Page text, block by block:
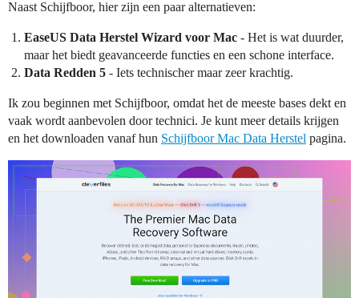
Naast Schijfboor, hier zijn een paar alternatieven:
EaseUS Data Herstel Wizard voor Mac - Het is wat duurder,
maar het biedt geavanceerde functies en een schone interface.
Data Redden 5 - Iets technischer maar zeer krachtig.
Ik zou beginnen met Schijfboor, omdat het de meeste bases dekt en
vaak wordt aanbevolen door technici. Je kunt meer details krijgen
en het downloaden vanaf hun Schijfboor Mac Data Herstel pagina.